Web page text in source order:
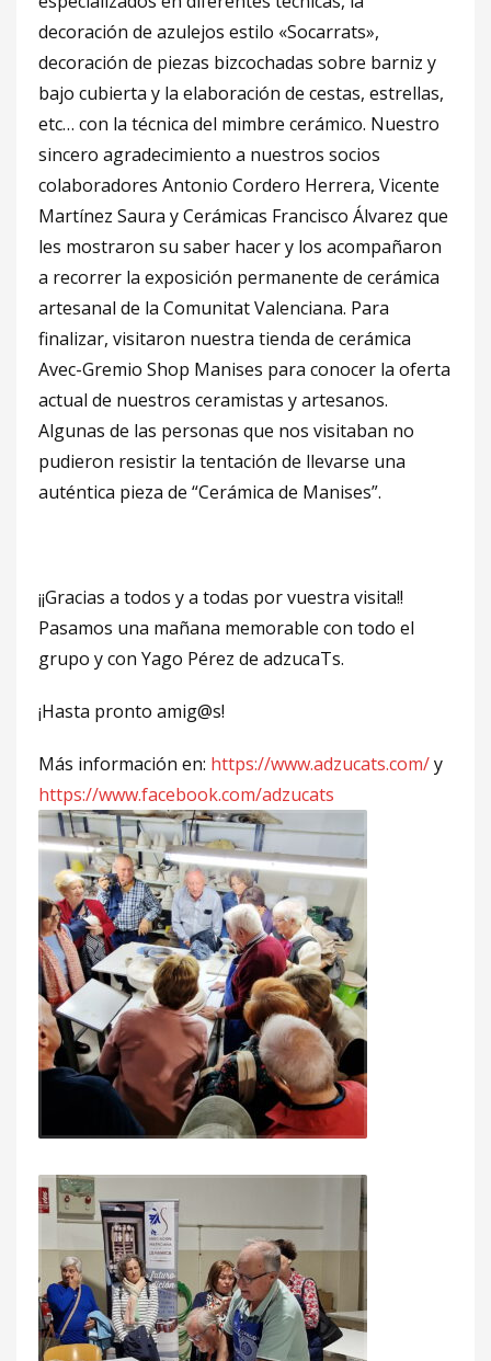
decoración de azulejos estilo «Socarrats»,
decoración de piezas bizcochadas sobre barniz y
bajo cubierta y la elaboración de cestas, estrellas,
etc… con la técnica del mimbre cerámico. Nuestro
sincero agradecimiento a nuestros socios
colaboradores Antonio Cordero Herrera, Vicente
Martínez Saura y Cerámicas Francisco Álvarez que
les mostraron su saber hacer y los acompañaron
a recorrer la exposición permanente de cerámica
artesanal de la Comunitat Valenciana. Para
finalizar, visitaron nuestra tienda de cerámica
Avec-Gremio Shop Manises para conocer la oferta
actual de nuestros ceramistas y artesanos.
Algunas de las personas que nos visitaban no
pudieron resistir la tentación de llevarse una
auténtica pieza de “Cerámica de Manises”.
¡¡Gracias a todos y a todas por vuestra visita!!
Pasamos una mañana memorable con todo el
grupo y con Yago Pérez de adzucaTs.
¡Hasta pronto amig@s!
Más información en: https://www.adzucats.com/y
https://www.facebook.com/adzucats